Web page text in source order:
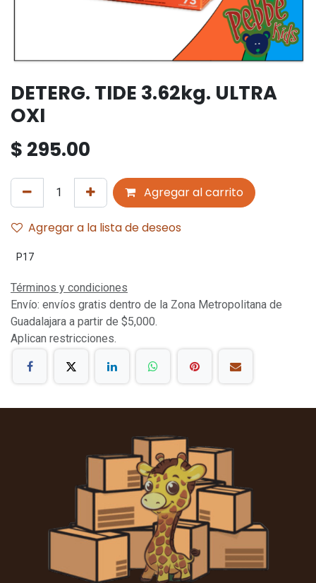
DETERG. TIDE 3.62kg. ULTRA
OXI
$ 295.00
Agregar al carrito
Agregar a la lista de deseos
P17
Términos y condiciones
Envío: envíos gratis dentro de la Zona Metropolitana de
Guadalajara a partir de $5,000.
Aplican restricciones.